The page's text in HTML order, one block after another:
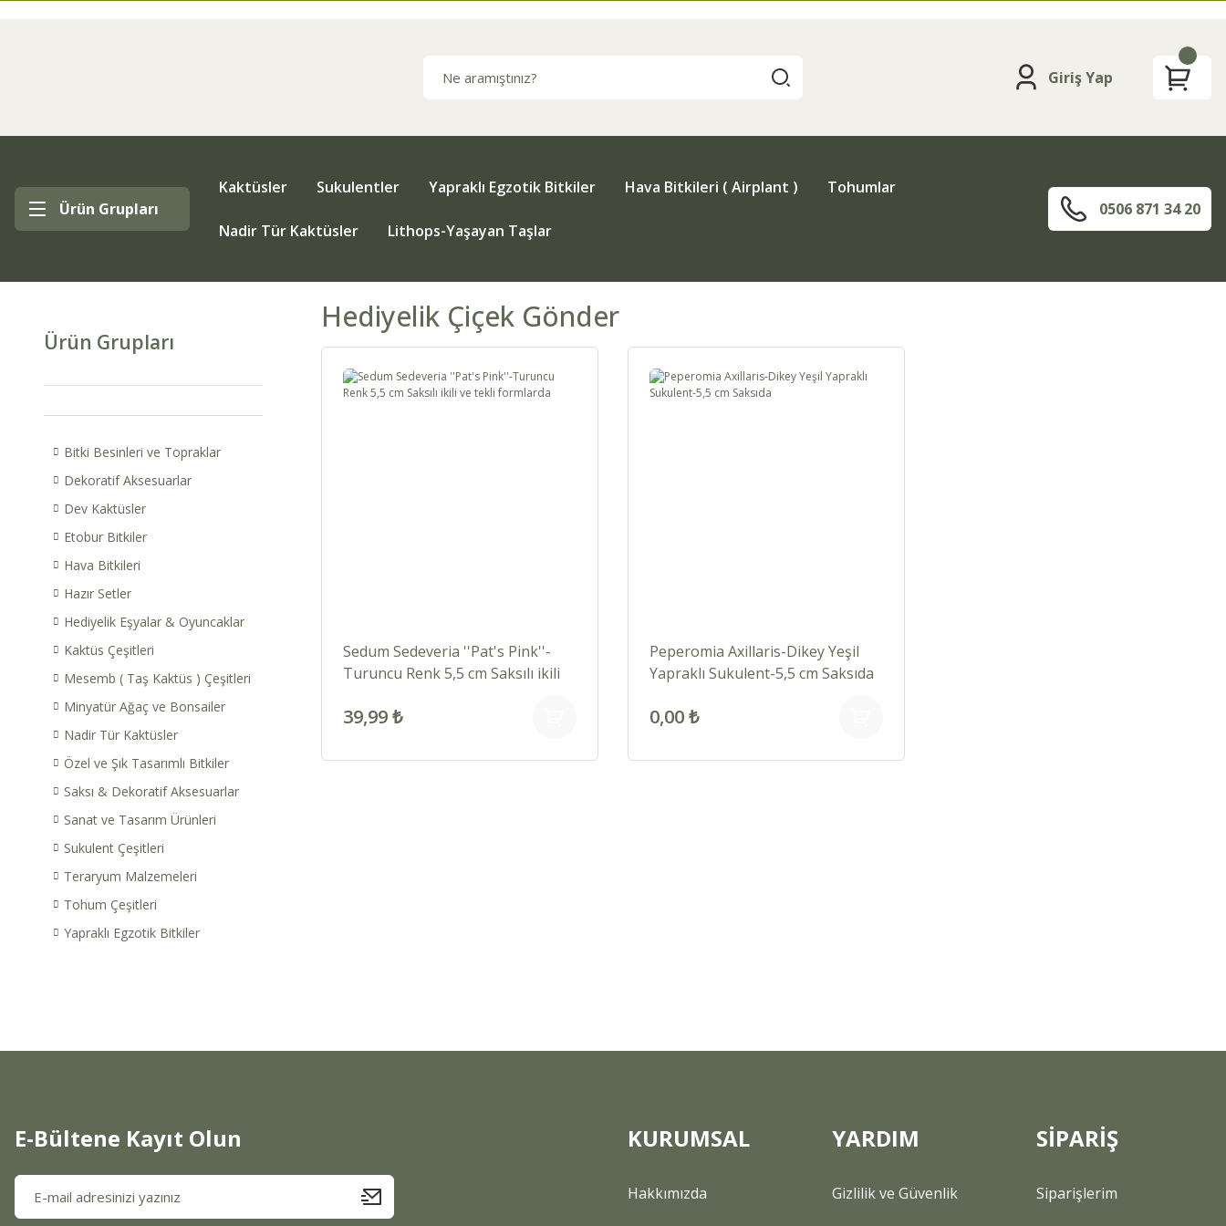
Giriş Yap
Ürün Grupları
Kaktüsler Sukulentler Yapraklı Egzotik Bitkiler Hava Bitkileri ( Airplant ) Tohumlar
Nadir Tür Kaktüsler Lithops-Yaşayan Taşlar
0506 871 34 20
Ürün Grupları
Bitki Besinleri ve Topraklar
Dekoratif Aksesuarlar
Dev Kaktüsler
Etobur Bitkiler
Hava Bitkileri
Hazır Setler
Hediyelik Eşyalar & Oyuncaklar
Kaktüs Çeşitleri
Mesemb ( Taş Kaktüs ) Çeşitleri
Minyatür Ağaç ve Bonsailer
Nadir Tür Kaktüsler
Özel ve Şık Tasarımlı Bitkiler
Saksı & Dekoratif Aksesuarlar
Sanat ve Tasarım Ürünleri
Sukulent Çeşitleri
Teraryum Malzemeleri
Tohum Çeşitleri
Yapraklı Egzotik Bitkiler
Hediyelik Çiçek Gönder
Sedum Sedeveria ''Pat's Pink''-
Turuncu Renk 5,5 cm Saksılı ikili
39,99 ₺
Peperomia Axillaris-Dikey Yeşil
Yapraklı Sukulent-5,5 cm Saksıda
0,00 ₺
E-Bültene Kayıt Olun KURUMSAL
Hakkımızda
YARDIM
Gizlilik ve Güvenlik
SİPARİŞ
Siparişlerim